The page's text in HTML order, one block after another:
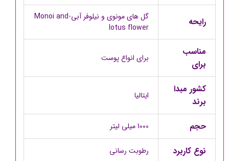
رایحه
گل های مونوی و نیلوفر آبی-Monoi and
lotus flower
مناسب
برای
برای انواع پوست
کشور مبدا
برند
ایتالیا
حجم 1000 میلی لیتر
نوع کاربرد رطوبت رسانی